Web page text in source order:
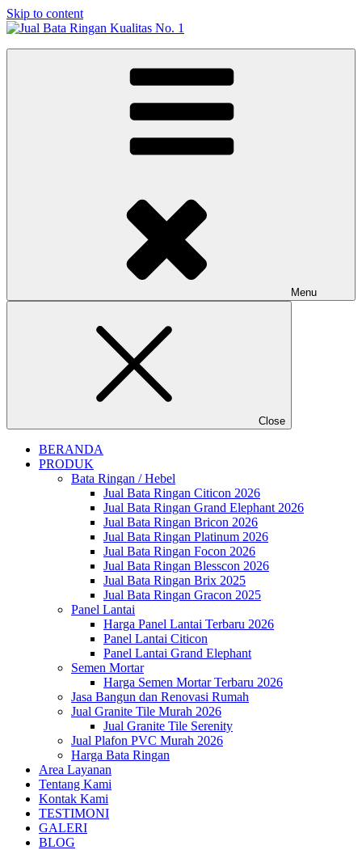
Skip to content
Jual Bata Ringan Kualitas No. 1
Menu
Close
BERANDA
PRODUK
Bata Ringan / Hebel
Jual Bata Ringan Citicon 2026
Jual Bata Ringan Grand Elephant 2026
Jual Bata Ringan Bricon 2026
Jual Bata Ringan Platinum 2026
Jual Bata Ringan Focon 2026
Jual Bata Ringan Blesscon 2026
Jual Bata Ringan Brix 2025
Jual Bata Ringan Gracon 2025
Panel Lantai
Harga Panel Lantai Terbaru 2026
Panel Lantai Citicon
Panel Lantai Grand Elephant
Semen Mortar
Harga Semen Mortar Terbaru 2026
Jasa Bangun dan Renovasi Rumah
Jual Granite Tile Murah 2026
Jual Granite Tile Serenity
Jual Plafon PVC Murah 2026
Harga Bata Ringan
Area Layanan
Tentang Kami
Kontak Kami
TESTIMONI
GALERI
BLOG